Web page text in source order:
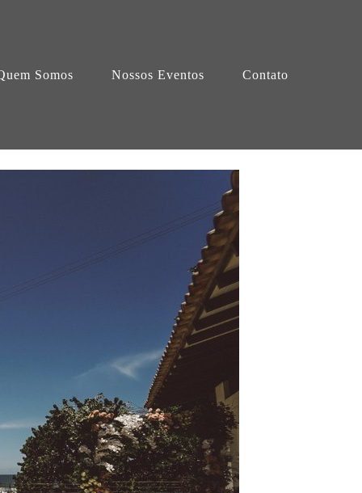
Somos Nossos Eventos Contato